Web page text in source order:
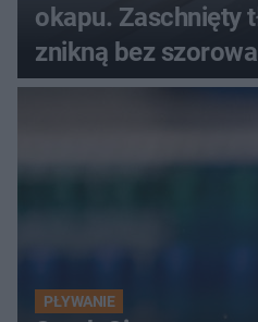
okapu. Zaschnięty
znikną bez
PŁYWANIE